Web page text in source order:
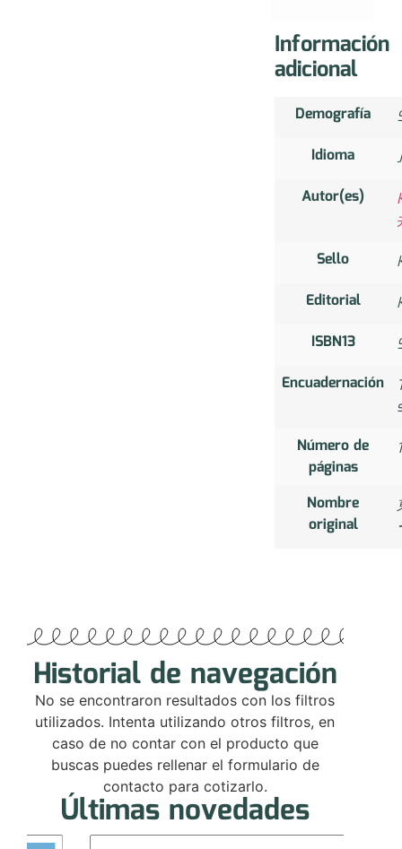
Información
adicional
Demografía
Idioma
Autor(es)
Sello
Editorial
ISBN13
Encuadernación
Número de
páginas
Nombre
original
Historial de navegación
No se encontraron resultados con los filtros
utilizados. Intenta utilizando otros filtros, en
caso de no contar con el producto que
buscas puedes rellenar el formulario de
contacto para cotizarlo.
Últimas novedades